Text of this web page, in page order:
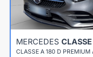
MERCEDES
CLASSE A 180 D PREMIUM